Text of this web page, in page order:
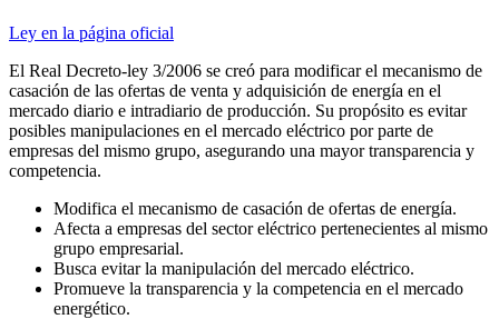
Ley en la página oficial
El Real Decreto-ley 3/2006 se creó para modificar el mecanismo de
casación de las ofertas de venta y adquisición de energía en el
mercado diario e intradiario de producción. Su propósito es evitar
posibles manipulaciones en el mercado eléctrico por parte de
empresas del mismo grupo, asegurando una mayor transparencia y
competencia.
Modifica el mecanismo de casación de ofertas de energía.
Afecta a empresas del sector eléctrico pertenecientes al mismo
grupo empresarial.
Busca evitar la manipulación del mercado eléctrico.
Promueve la transparencia y la competencia en el mercado
energético.